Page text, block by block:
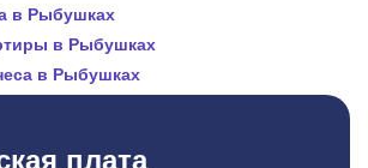
в Рыбушках
в Рыбушках
в Рыбушках
плата